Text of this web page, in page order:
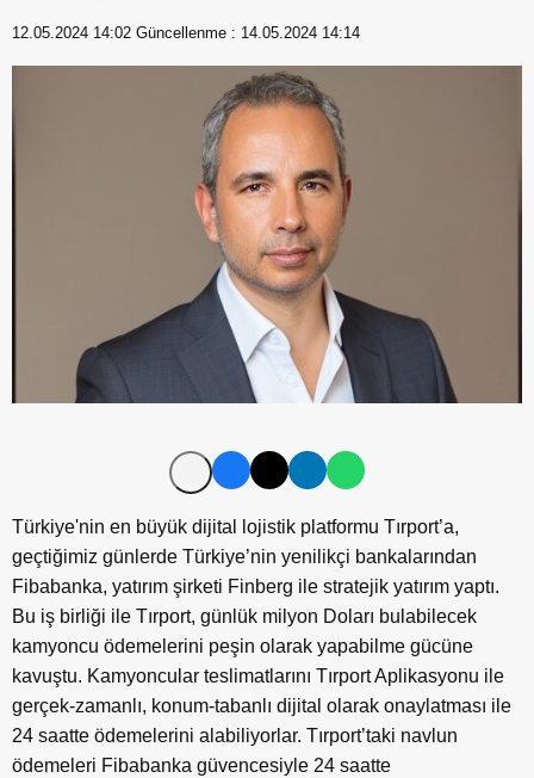
12.05.2024 14:02 Güncellenme : 14.05.2024 14:14
Türkiye'nin en büyük dijital lojistik platformu Tırport’a,
geçtiğimiz günlerde Türkiye’nin yenilikçi bankalarından
Fibabanka, yatırım şirketi Finberg ile stratejik yatırım yaptı.
Bu iş birliği ile Tırport, günlük milyon Doları bulabilecek
kamyoncu ödemelerini peşin olarak yapabilme gücüne
kavuştu. Kamyoncular teslimatlarını Tırport Aplikasyonu ile
gerçek-zamanlı, konum-tabanlı dijital olarak onaylatması ile
24 saatte ödemelerini alabiliyorlar. Tırport’taki navlun
ödemeleri Fibabanka güvencesiyle 24 saatte